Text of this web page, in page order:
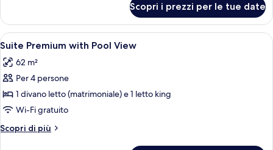
View
Master
with
Pool
Scopri i prezzi per le tue date
Apri
tutte
le
foto
per
Suite
Premium
with
Minibar con snack e bevande
5
Suite Premium with Pool View
62 m²
Per 4 persone
1 divano letto (matrimoniale) e 1 letto king
Wi-Fi gratuito
Scopri di più
Altri